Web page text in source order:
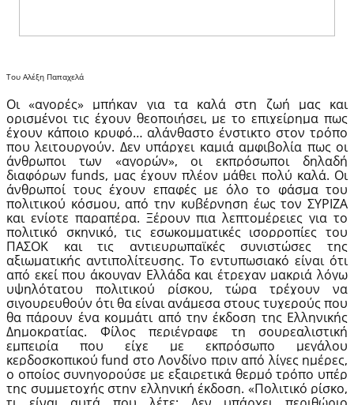
Του Αλέξη Παπαχελά
Οι «αγορές» μπήκαν για τα καλά στη ζωή μας και
ορισμένοι τις έχουν θεοποιήσει, με το επιχείρημα πως
έχουν κάποιο κρυφό… αλάνθαστο ένστικτο στον τρόπο
που λειτουργούν. Δεν υπάρχει καμιά αμφιβολία πως οι
άνθρωποι των «αγορών», οι εκπρόσωποι δηλαδή
διαφόρων funds, μας έχουν πλέον μάθει πολύ καλά. Οι
άνθρωποί τους έχουν επαφές με όλο το φάσμα του
πολιτικού κόσμου, από την κυβέρνηση έως τον ΣΥΡΙΖΑ
και ενίοτε παραπέρα. Ξέρουν πια λεπτομέρειες για το
πολιτικό σκηνικό, τις εσωκομματικές ισορροπίες του
ΠΑΣΟΚ και τις αντιευρωπαϊκές συνιστώσες της
αξιωματικής αντιπολίτευσης. Το εντυπωσιακό είναι ότι
από εκεί που άκουγαν Ελλάδα και έτρεχαν μακριά λόγω
υψηλότατου πολιτικού ρίσκου, τώρα τρέχουν να
σιγουρευθούν ότι θα είναι ανάμεσα στους τυχερούς που
θα πάρουν ένα κομμάτι από την έκδοση της Ελληνικής
Δημοκρατίας. Φίλος περιέγραφε τη σουρεαλιστική
εμπειρία που είχε με εκπρόσωπο μεγάλου
κερδοσκοπικού fund στο Λονδίνο πριν από λίγες ημέρες,
ο οποίος συνηγορούσε με εξαιρετικά θερμό τρόπο υπέρ
της συμμετοχής στην ελληνική έκδοση. «Πολιτικό ρίσκο,